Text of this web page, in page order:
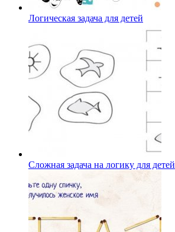
Логическая задача для детей
Сложная задача на логику для детей